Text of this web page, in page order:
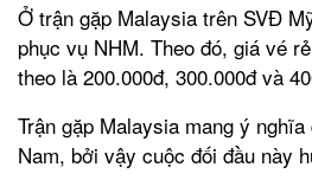
Ở trận gặp Malaysia trên SVĐ
phục vụ NHM. Theo đó, giá vé
theo là 200.000đ, 300.000đ và
Trận gặp Malaysia mang ý
Nam, bởi vậy cuộc đối đầu này